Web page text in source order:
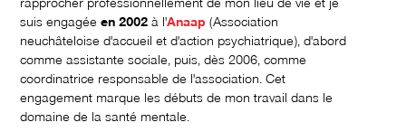
suis engagéeen 2002à l'Anaap (Association
neuchâteloise d'accueil et d'action psychiatrique), d'abord
comme assistante sociale, puis, dès 2006, comme
coordinatrice responsable de l'association. Cet
engagement marque les débuts de mon travail dans le
domaine de la santé mentale.